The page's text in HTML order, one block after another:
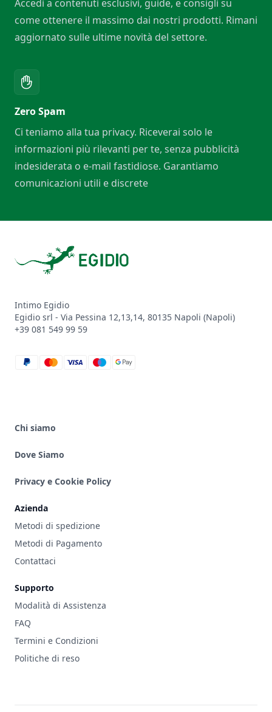
Accedi a contenuti esclusivi, guide, e consigli su
come ottenere il massimo dai nostri prodotti. Rimani
aggiornato sulle ultime novità del settore.
Zero Spam
Ci teniamo alla tua privacy. Riceverai solo le
informazioni più rilevanti per te, senza pubblicità
indesiderata o e-mail fastidiose. Garantiamo
comunicazioni utili e discrete
Intimo Egidio
Egidio srl - Via Pessina 12,13,14, 80135 Napoli (Napoli)
+39 081 549 99 59
paypal
mastercard
visa
maestro
google_pay
Chi siamo
Dove Siamo
Privacy e Cookie Policy
Azienda
Metodi di spedizione
Metodi di Pagamento
Contattaci
Supporto
Modalità di Assistenza
FAQ
Termini e Condizioni
Politiche di reso